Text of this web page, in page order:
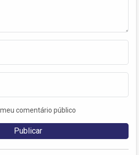
comentário público